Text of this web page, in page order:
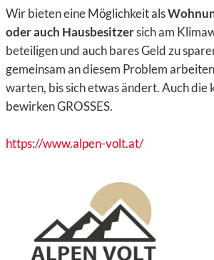
Wir bieten eine Möglichkeit als
oder auch Hausbesitzersich am
beteiligen und auch bares Geld zu
gemeinsam an diesem Problem
warten, bis sich etwas ändert. Auch die
bewirken GROSSES.
https://www.alpen-volt.at/